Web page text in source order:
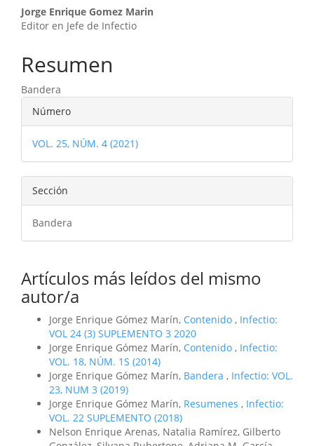
Contenido
principal
del
artículo
Jorge Enrique Gomez Marin
Editor en Jefe de Infectio
Resumen
Bandera
Detalles
del
artículo
Número
VOL. 25, NÚM. 4 (2021)
Sección
Bandera
Artículos más leídos del mismo
autor/a
Jorge Enrique Gómez Marín, Contenido , Infectio:
VOL 24 (3) SUPLEMENTO 3 2020
Jorge Enrique Gómez Marín, Contenido , Infectio:
VOL. 18, NÚM. 1S (2014)
Jorge Enrique Gómez Marín, Bandera , Infectio: VOL.
23, NUM 3 (2019)
Jorge Enrique Gómez Marín, Resumenes , Infectio:
VOL. 22 SUPLEMENTO (2018)
Nelson Enrique Arenas, Natalia Ramírez, Gilberto